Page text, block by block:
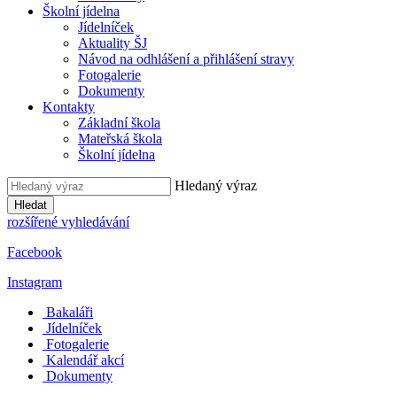
Školní jídelna
Jídelníček
Aktuality ŠJ
Návod na odhlášení a přihlášení stravy
Fotogalerie
Dokumenty
Kontakty
Základní škola
Mateřská škola
Školní jídelna
Hledaný výraz
Hledat
rozšířené vyhledávání
Facebook
Instagram
Bakaláři
Jídelníček
Fotogalerie
Kalendář akcí
Dokumenty